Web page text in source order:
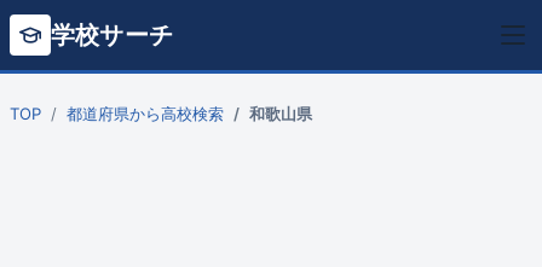
学校サーチ
TOP 都道府県から高校検索 和歌山県